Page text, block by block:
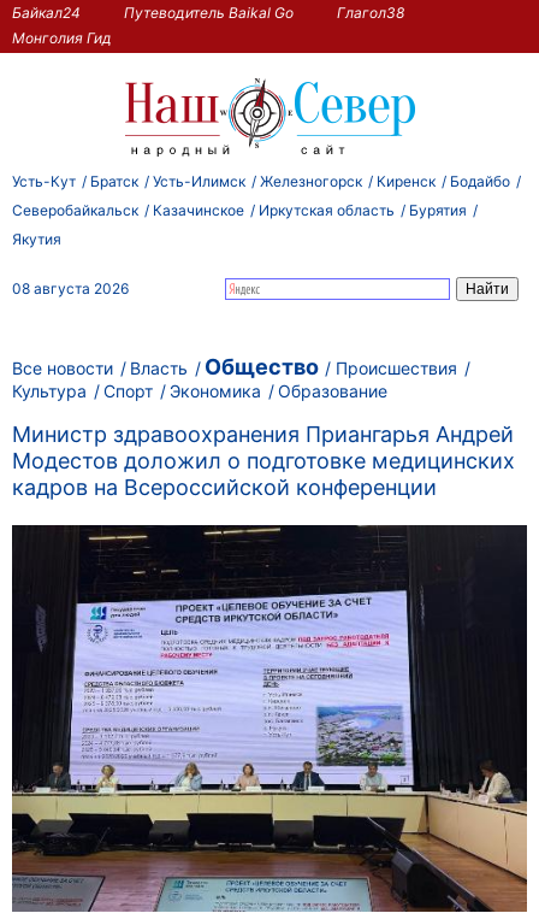
Байкал24 Путеводитель Baikal Go
Глагол38
Монголия Гид
Усть-Кут Братск Усть-Илимск Железногорск Киренск
Бодайбо
Северобайкальск
Казачинское Иркутская область
Бурятия
Якутия
08 августа 2026
Все новости Власть Общество
Происшествия
Культура
Спорт Экономика Образование
Министр здравоохранения Приангарья Андрей
Модестов доложил о подготовке медицинских
кадров на Всероссийской конференции